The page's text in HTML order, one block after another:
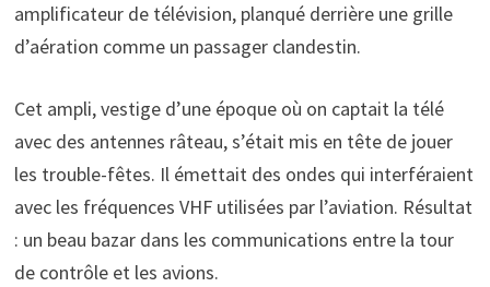
amplificateur de télévision, planqué derrière une grille
d’aération comme un passager clandestin.
Cet ampli, vestige d’une époque où on captait la télé
avec des antennes râteau, s’était mis en tête de jouer
les trouble-fêtes. Il émettait des ondes qui interféraient
avec les fréquences VHF utilisées par l’aviation. Résultat
: un beau bazar dans les communications entre la tour
de contrôle et les avions.